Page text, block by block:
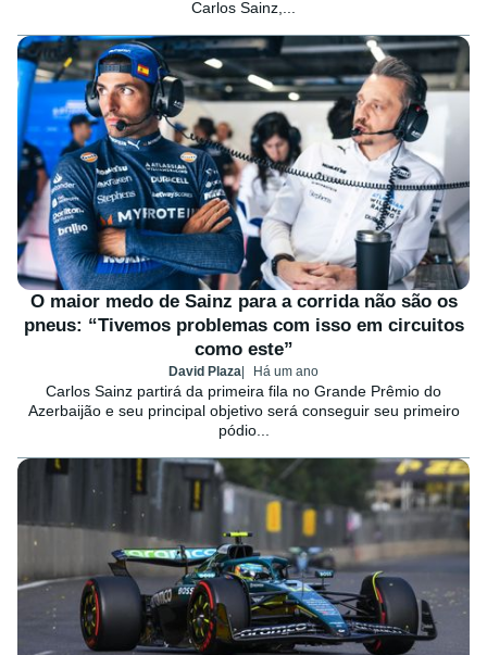
Carlos Sainz,...
O maior medo de Sainz para a corrida não são os
pneus: “Tivemos problemas com isso em circuitos
como este”
David Plaza Há um ano
Carlos Sainz partirá da primeira fila no Grande Prêmio do
Azerbaijão e seu principal objetivo será conseguir seu primeiro
pódio...